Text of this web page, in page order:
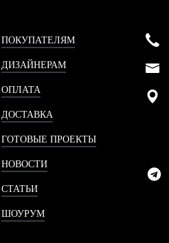
ПОКУПАТЕЛЯМ
ДИЗАЙНЕРАМ
ОПЛАТА
ДОСТАВКА
ГОТОВЫЕ ПРОЕКТЫ
НОВОСТИ
СТАТЬИ
ШОУРУМ